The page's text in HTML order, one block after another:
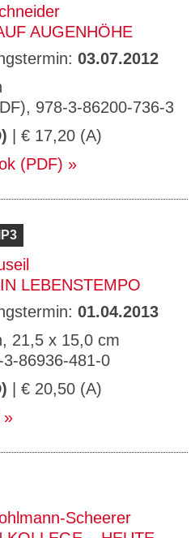
AUGENHÖHE
03.07.2012
978-3-86200-736-3
| € 17,20 (A)
(PDF)
LEBENSTEMPO
01.04.2013
21,5 x 15,0 cm
86936-481-0
| € 20,50 (A)
Scheerer